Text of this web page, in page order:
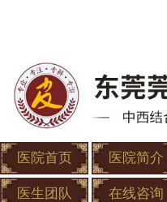
医院首页 医院简介
医生团队 在线咨询